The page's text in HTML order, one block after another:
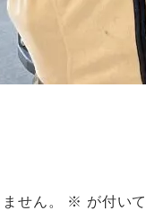
せん。 ※ が付い